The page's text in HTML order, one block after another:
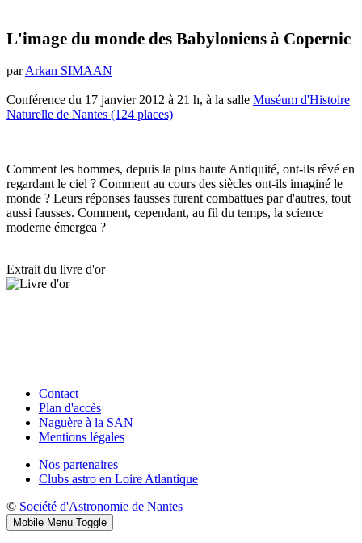
L'image du monde des Babyloniens à Copernic
parArkan SIMAAN
Conférence du 17 janvier 2012 à 21 h, à la salle Muséum d'Histoire
Naturelle de Nantes (124 places)
Comment les hommes, depuis la plus haute Antiquité, ont-ils rêvé en
regardant le ciel ? Comment au cours des siècles ont-ils imaginé le
monde ? Leurs réponses fausses furent combattues par d'autres, tout
aussi fausses. Comment, cependant, au fil du temps, la science
moderne émergea ?
Extrait du livre d'or
Contact
Plan d'accès
Naguère à la SAN
Mentions légales
Nos partenaires
Clubs astro en Loire Atlantique
© Société d'Astronomie de Nantes
Mobile Menu Toggle